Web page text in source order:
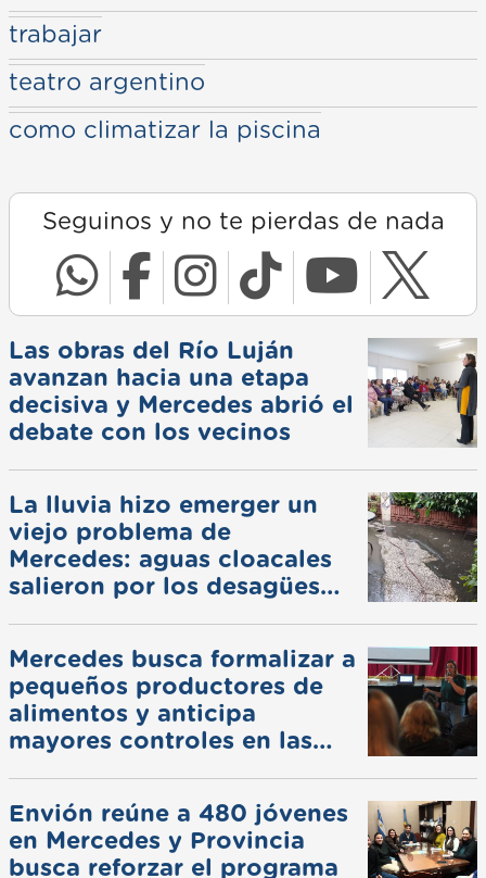
trabajar
teatro argentino
como climatizar la piscina
Seguinos y no te pierdas de nada
Las obras del Río Luján
avanzan hacia una etapa
decisiva y Mercedes abrió el
debate con los vecinos
La lluvia hizo emerger un
viejo problema de
Mercedes: aguas cloacales
salieron por los desagües
Mercedes busca formalizar a
pequeños productores de
alimentos y anticipa
mayores controles en las
Envión reúne a 480 jóvenes
en Mercedes y Provincia
busca reforzar el programa